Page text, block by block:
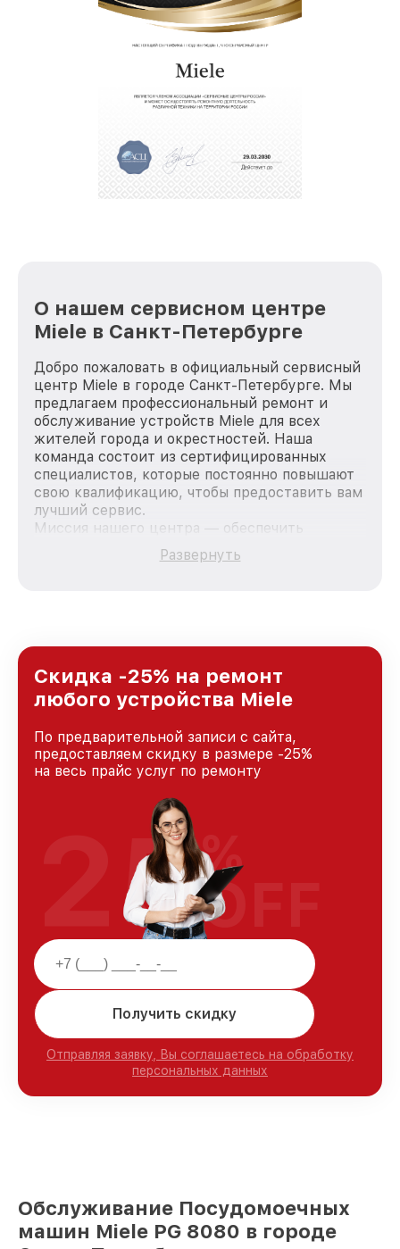
О нашем сервисном центре
Miele в Санкт-Петербурге
Добро пожаловать в официальный сервисный
центр Miele в городе Санкт-Петербурге. Мы
предлагаем профессиональный ремонт и
обслуживание устройств Miele для всех
жителей города и окрестностей. Наша
команда состоит из сертифицированных
специалистов, которые постоянно повышают
свою квалификацию, чтобы предоставить вам
лучший сервис.
Миссия нашего центра — обеспечить
качественный и доступный ремонт для
каждого пользователя продукции Miele, вне
Санкт-Петербурге, постоянно повышая
уровень доверия и лояльности наших
клиентов.
Развернуть
Скидка -25% на ремонт
любого устройства Miele
По предварительной записи с сайта,
предоставляем скидку в размере -25%
на весь прайс услуг по ремонту
Получить скидку
Отправляя заявку, Вы соглашаетесь на обработку
персональных данных
25%
OFF
Обслуживание Посудомоечных
машин Miele PG 8080 в городе